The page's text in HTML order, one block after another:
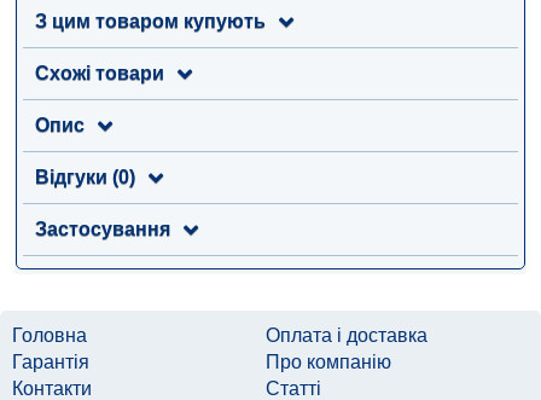
З цим товаром купують
Схожі товари
Опис
Відгуки (0)
Застосування
Головна
Оплата і доставка
Гарантія
Про компанію
Контакти
Статті